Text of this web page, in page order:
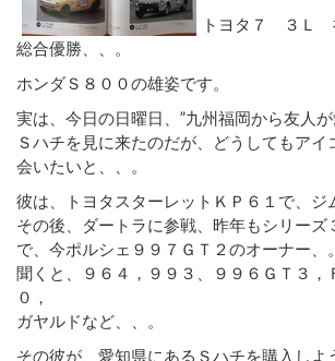
トヨタ７ ３Ｌ
総合優勝、、。
ホンダＳ８００の雄姿です。
実は、今日の日曜日、”九州福岡から友人
Ｓハチを見に来たのだが、どうしてもアイ
会いたいと、、。
彼は、トヨタスターレットＫＰ６１で、ジ
その後、ダートラに参戦、昨年もシリーズ
で、今ポルシェ９９７ＧＴ２のオーナー、。
聞くと、９６４，９９３、９９６ＧＴ３，
０，
ガヤルドなど、、。
その彼が、愛知県にあるＳハチを購入しよ